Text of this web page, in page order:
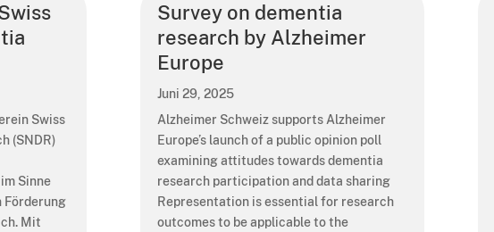
Swiss
(SNDR)
Sinne
Förderung
Mit
Survey on dementia
research by Alzheimer
Europe
Juni 29, 2025
Alzheimer Schweiz supports Alzheimer
Europe’s launch of a public opinion poll
examining attitudes towards dementia
research participation and data sharing
Representation is essential for research
outcomes to be applicable to the